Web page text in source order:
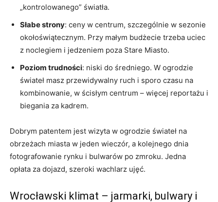
„kontrolowanego” światła.
Słabe strony: ceny w centrum, szczególnie w sezonie
okołoświątecznym. Przy małym budżecie trzeba uciec
z noclegiem i jedzeniem poza Stare Miasto.
Poziom trudności: niski do średniego. W ogrodzie
świateł masz przewidywalny ruch i sporo czasu na
kombinowanie, w ścisłym centrum – więcej reportażu i
biegania za kadrem.
Dobrym patentem jest wizyta w ogrodzie świateł na
obrzeżach miasta w jeden wieczór, a kolejnego dnia
fotografowanie rynku i bulwarów po zmroku. Jedna
opłata za dojazd, szeroki wachlarz ujęć.
Wrocławski klimat – jarmarki, bulwary i